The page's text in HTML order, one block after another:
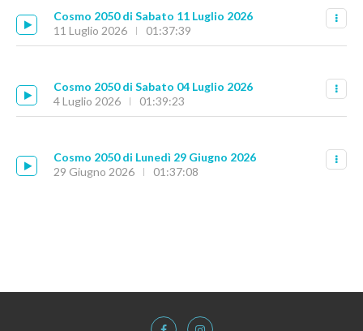
Cosmo 2050 di Sabato 11 Luglio 2026
11 Luglio 2026
01:37:39
Cosmo 2050 di Sabato 04 Luglio 2026
4 Luglio 2026
01:39:23
Cosmo 2050 di Lunedì 29 Giugno 2026
29 Giugno 2026
01:37:08